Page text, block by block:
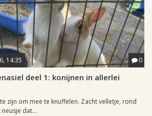
14:35 0
deel 1: konijnen in allerlei
zijn om mee te knuffelen. Zacht velletje, rond
dat...